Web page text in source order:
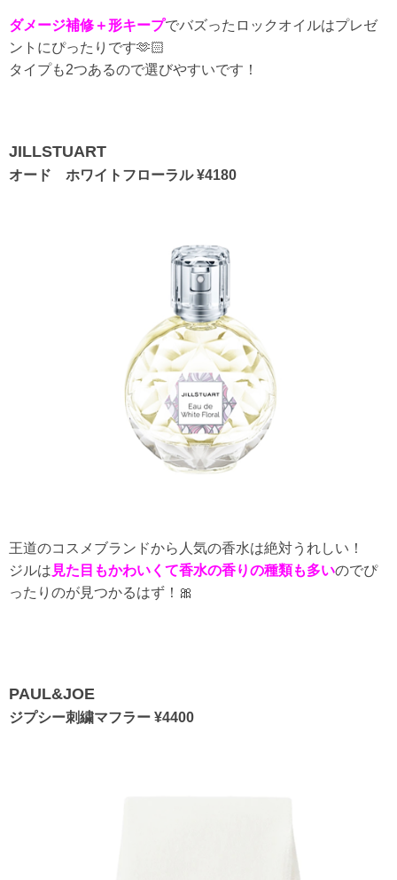
ダメージ補修＋形キープでバズったロックオイルはプレゼ
ントにぴったりです🫶🏻
タイプも2つあるので選びやすいです！
JILLSTUART
オード ホワイトフローラル ¥4180
王道のコスメブランドから人気の香水は絶対うれしい！
ジルは 見た目もかわいくて香水の香りの種類も多いのでぴ
ったりのが見つかるはず！🎀
PAUL&JOE
ジプシー刺繍マフラー ¥4400